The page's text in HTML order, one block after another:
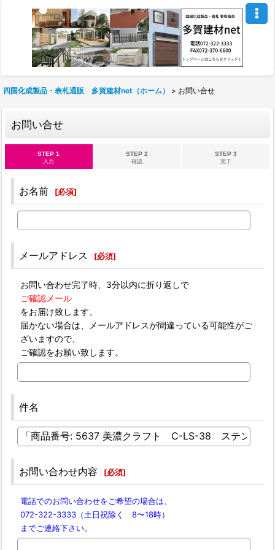
四国化成製品・表札通販 多賀建材net（ホーム） > お問い合せ
お問い合せ
STEP 1
入力
STEP 2
確認
STEP 3
完了
お名前 [必須]
メールアドレス [必須]
お問い合わせ完了時、3分以内に折り返しで
ご確認メール
をお届け致します。
届かない場合は、メールアドレスが間違っている可能性がご
ざいますので、
ご確認をお願い致します。
件名
お問い合わせ内容 [必須]
電話でのお問い合わせをご希望の場合は、
072-322-3333（土日祝除く 8〜18時）
までご連絡下さい。